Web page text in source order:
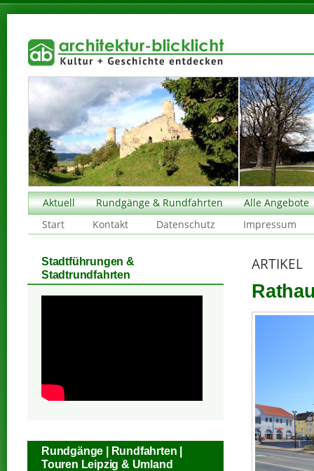
Aktuell Rundgänge & Rundfahrten
Alle Angebote
Start
Kontakt Datenschutz Impressum
ARTIKEL
Stadtführungen &
Stadtrundfahrten
Rundgänge | Rundfahrten |
Touren Leipzig & Umland